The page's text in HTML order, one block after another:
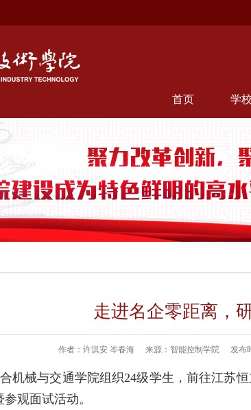
首页 学
走进名企零距离，
作者：许淇安 岑春海 来源：智能控制学院 发布
机械与交通学院组织24级学生，前往江苏
观面试活动。